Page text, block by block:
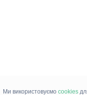
Ми використовуємо cookies